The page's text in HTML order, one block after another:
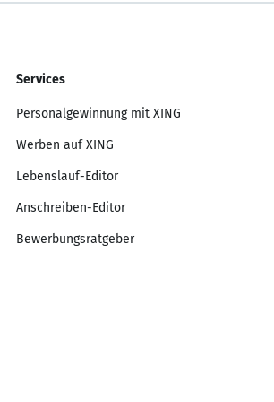
Services
Personalgewinnung mit XING
Werben auf XING
Lebenslauf-Editor
Anschreiben-Editor
Bewerbungsratgeber